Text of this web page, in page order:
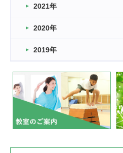
緑ケ丘体育館
2022.11.03
緑ケ丘体育館
いたっぼーる大会☆彡
緑ケ丘体育館
2022.07.03
市内総合体育大会が開始
緑ケ丘体育館 猪名川運動広
2021年
2020年
2019年